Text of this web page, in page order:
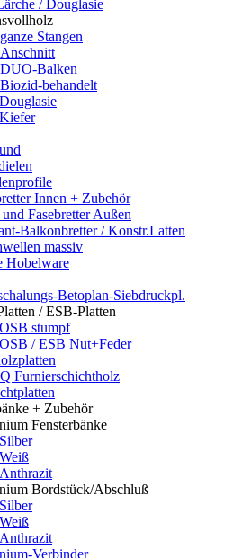
/ Douglasie
Stangen
Balken
behandelt
Innen + Zubehör
Fasebretter Außen
Balkonbretter / Konstr.Latten
massiv
Hobelware
Betoplan-Siebdruckpl.
/ ESB-Platten
OSB stumpf
OSB / ESB Nut+Feder
Furnierschichtholz
+ Zubehör
Fensterbänke
Silber
Weiß
Anthrazit
Bordstück/Abschluß
Silber
Weiß
Anthrazit
Verbinder